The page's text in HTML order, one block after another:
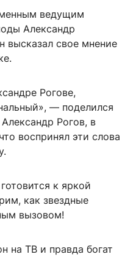
ведущим
Александр
высказал свое мнение
Рогове,
— поделился
Рогов, в
воспринял эти слова
к яркой
как звездные
вызовом!
на ТВ и правда богат